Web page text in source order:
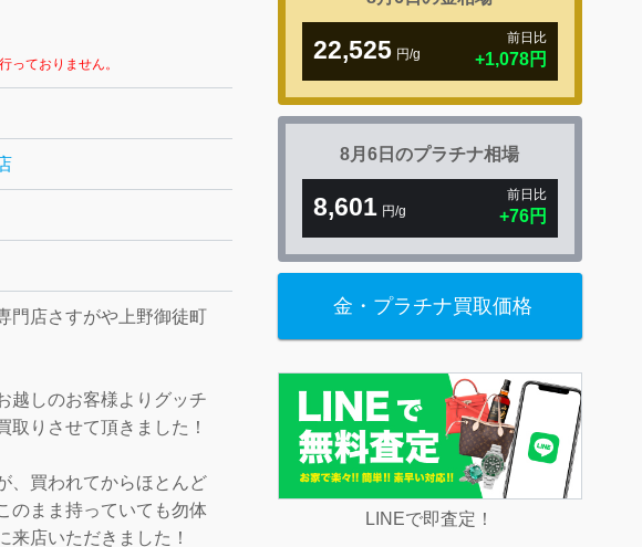
っておりません。
門店さすがや上野御徒町
越しのお客様よりグッチ
取りさせて頂きました！
、買われてからほとんど
のまま持っていても勿体
来店いただきました！
22,525 円/g
前日比
+1,078円
8月6日のプラチナ相場
8,601 円/g
前日比
+76円
金・プラチナ買取価格
LINEで即査定！